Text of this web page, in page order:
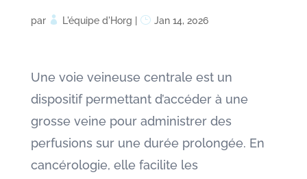
par L'équipe d'Horg Jan 14, 2026
Une voie veineuse centrale est un
dispositif permettant d’accéder à une
grosse veine pour administrer des
perfusions sur une durée prolongée. En
cancérologie, elle facilite les